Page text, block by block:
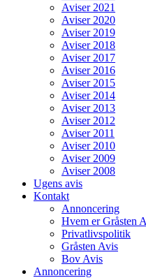
Aviser 2021
Aviser 2020
Aviser 2019
Aviser 2018
Aviser 2017
Aviser 2016
Aviser 2015
Aviser 2014
Aviser 2013
Aviser 2012
Aviser 2011
Aviser 2010
Aviser 2009
Aviser 2008
Ugens avis
Kontakt
Annoncering
Hvem er Gråsten
Privatlivspolitik
Gråsten Avis
Bov Avis
Annoncering